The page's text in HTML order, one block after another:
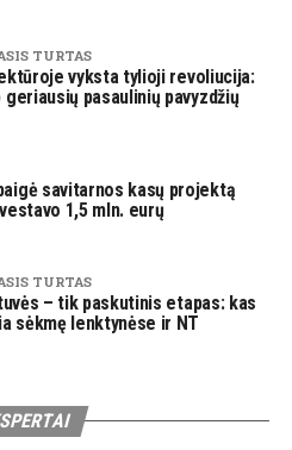
TURTAS
vyksta tylioji revoliucija:
pasaulinių pavyzdžių
savitarnos kasų projektą
1,5 mln. eurų
TURTAS
– tik paskutinis etapas: kas
sėkmę lenktynėse ir NT